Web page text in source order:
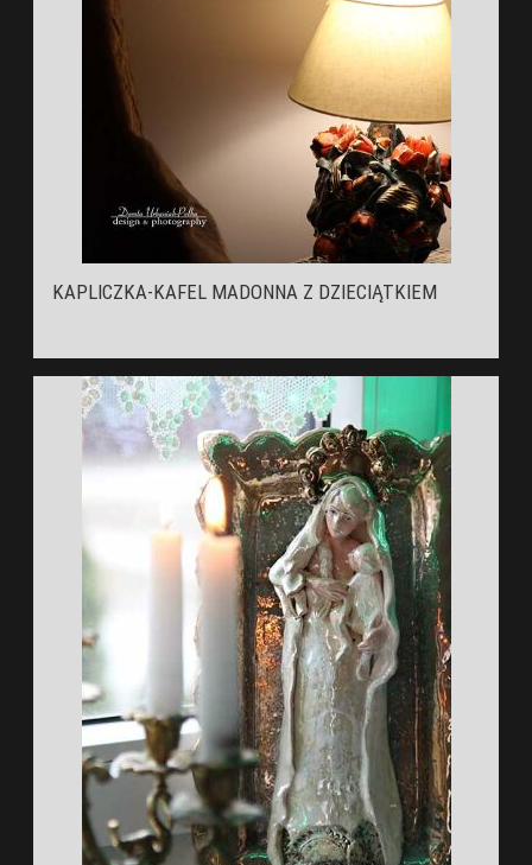
KAPLICZKA-KAFEL MADONNA Z DZIECIĄTKIEM